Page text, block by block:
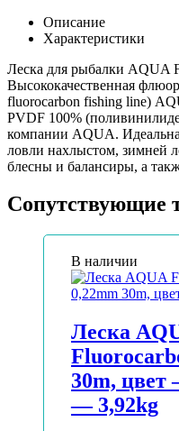
Описание
Характеристики
Леска для рыбалки AQUA
Высококачественная
fluorocarbon fishing line)
PVDF 100%
компании AQUA.
ловли нахлыстом, зимней
блесны и балансиры, а
Сопутствующие
В наличии
Леска
30m,
— 3,92kg